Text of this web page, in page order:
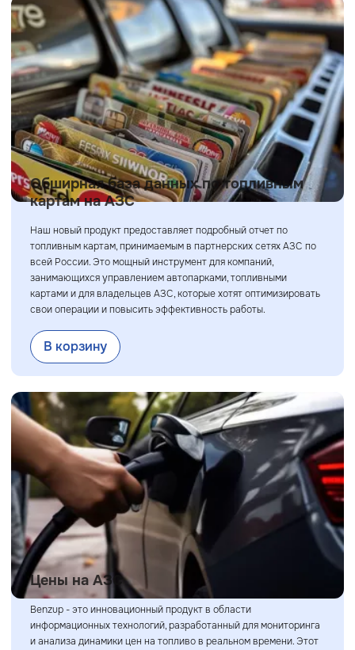
Обширная база данных по топливным
картам на АЗС
Наш новый продукт предоставляет подробный отчет по
топливным картам, принимаемым в партнерских сетях АЗС по
всей России. Это мощный инструмент для компаний,
занимающихся управлением автопарками, топливными
картами и для владельцев АЗС, которые хотят оптимизировать
свои операции и повысить эффективность работы.
В корзину
Цены на АЗС
Benzup - это инновационный продукт в области
информационных технологий, разработанный для мониторинга
и анализа динамики цен на топливо в реальном времени. Этот